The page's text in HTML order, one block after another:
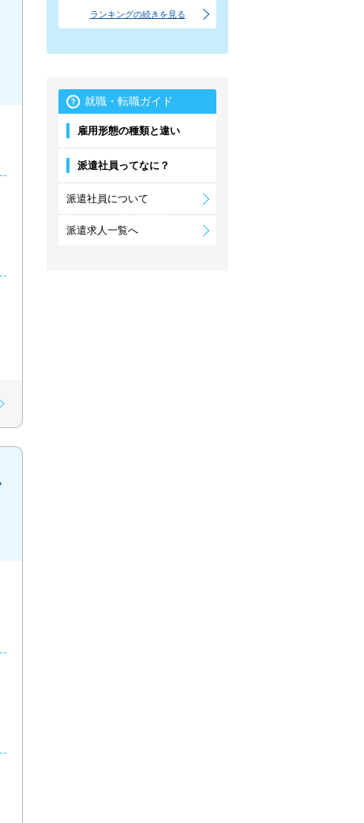
ランキングの続きを見る
就職・転職ガイド
雇用形態の種類と違い
派遣社員ってなに？
派遣社員について
派遣求人一覧へ